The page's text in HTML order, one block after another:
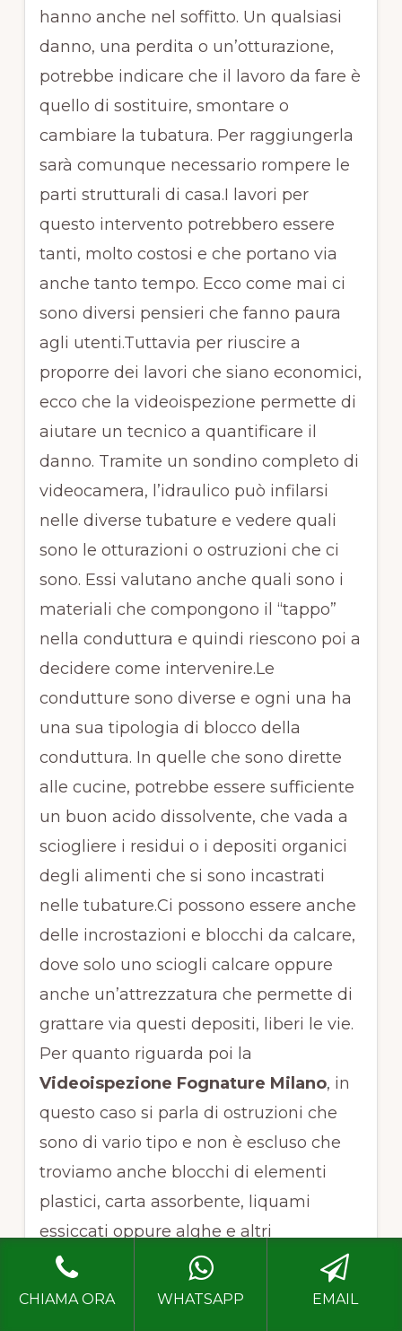
hanno anche nel soffitto. Un qualsiasi
danno, una perdita o un’otturazione,
potrebbe indicare che il lavoro da fare è
quello di sostituire, smontare o
cambiare la tubatura. Per raggiungerla
sarà comunque necessario rompere le
parti strutturali di casa.I lavori per
questo intervento potrebbero essere
tanti, molto costosi e che portano via
anche tanto tempo. Ecco come mai ci
sono diversi pensieri che fanno paura
agli utenti.Tuttavia per riuscire a
proporre dei lavori che siano economici,
ecco che la videoispezione permette di
aiutare un tecnico a quantificare il
danno. Tramite un sondino completo di
videocamera, l’idraulico può infilarsi
nelle diverse tubature e vedere quali
sono le otturazioni o ostruzioni che ci
sono. Essi valutano anche quali sono i
materiali che compongono il “tappo”
nella conduttura e quindi riescono poi a
decidere come intervenire.Le
condutture sono diverse e ogni una ha
una sua tipologia di blocco della
conduttura. In quelle che sono dirette
alle cucine, potrebbe essere sufficiente
un buon acido dissolvente, che vada a
sciogliere i residui o i depositi organici
degli alimenti che si sono incastrati
nelle tubature.Ci possono essere anche
delle incrostazioni e blocchi da calcare,
dove solo uno sciogli calcare oppure
anche un’attrezzatura che permette di
grattare via questi depositi, liberi le vie.
Per quanto riguarda poi la
Videoispezione Fognature Milano, in
questo caso si parla di ostruzioni che
sono di vario tipo e non è escluso che
troviamo anche blocchi di elementi
plastici, carta assorbente, liquami
essiccati oppure alghe e altri
microrganismi.Si tratta di
problematiche serie che devono essere
CHIAMA ORA WHATSAPP EMAIL